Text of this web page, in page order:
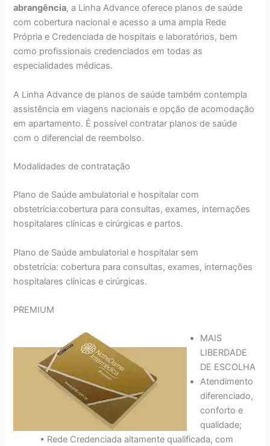
abrangência, a Linha Advance oferece planos de saúde
com cobertura nacional e acesso a uma ampla Rede
Própria e Credenciada de hospitais e laboratórios, bem
como profissionais credenciados em todas as
especialidades médicas.
A Linha Advance de planos de saúde também contempla
assistência em viagens nacionais e opção de acomodação
em apartamento. É possível contratar planos de saúde
com o diferencial de reembolso.
Modalidades de contratação
Plano de Saúde ambulatorial e hospitalar com
obstetrícia:cobertura para consultas, exames, internações
hospitalares clínicas e cirúrgicas e partos.
Plano de Saúde ambulatorial e hospitalar sem
obstetrícia: cobertura para consultas, exames, internações
hospitalares clínicas e cirúrgicas.
PREMIUM
MAIS
LIBERDADE
DE ESCOLHA
Atendimento
diferenciado,
conforto e
qualidade;
• Rede Credenciada altamente qualificada, com